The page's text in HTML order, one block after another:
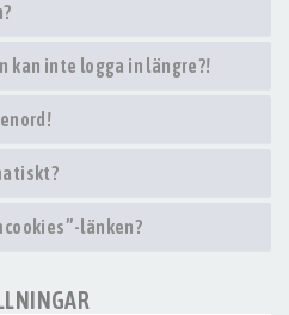
kan inte logga in längre?!
länken?